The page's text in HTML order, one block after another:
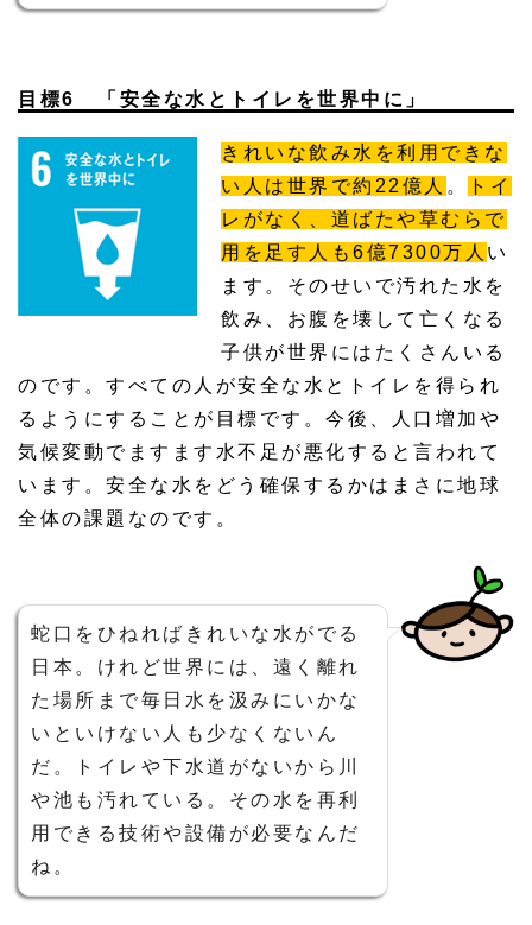
目標6 「安全な水とトイレを世界中に」
きれいな飲み水を利用できな
い人は世界で約22億人 。
トイ
レがなく、道ばたや草むらで
用を足す人も6億7300万人 い
ます。そのせいで汚れた水を
飲み、お腹を壊して亡くなる
子供が世界にはたくさんいる
のです。すべての人が安全な水とトイレを得られ
るようにすることが目標です。今後、人口増加や
気候変動でますます水不足が悪化すると言われて
います。安全な水をどう確保するかはまさに地球
全体の課題なのです。
蛇口をひねればきれいな水がでる
日本。けれど世界には、遠く離れ
た場所まで毎日水を汲みにいかな
いといけない人も少なくないん
だ。トイレや下水道がないから川
や池も汚れている。その水を再利
用できる技術や設備が必要なんだ
ね。